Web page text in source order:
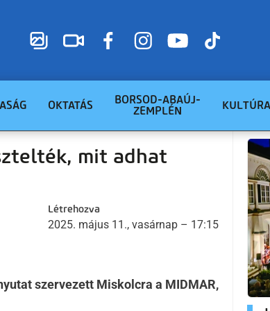
OKTATÁS
BORSOD-ABAÚJ-
ZEMPLÉN
KULTÚRA
mit adhat
Létrehozva
2025. május 11., vasárnap – 17:15
szervezett Miskolcra a MIDMAR,